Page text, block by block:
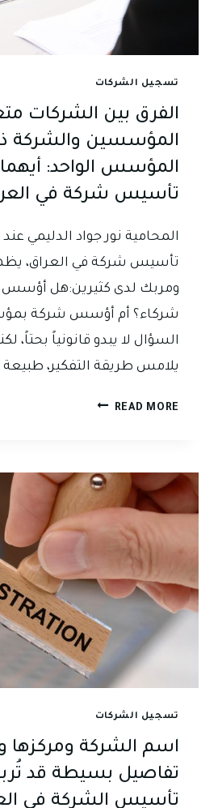
تسجيل الشركات
الفرق بين الشركات
المؤسسين والشركة
المؤسس الواحد:
تأسيس شركة في
المحامية نور جواد الدليمي عند
تأسيس شركة في العراق،
ومربك لدى كثيرين:هل
شركاء؟ أم أؤسس شركة
السؤال لا يبدو قانونياً بحتاً،
يلامس طريقة التفكير، طبيعة
READ MORE الفرق
المؤسسين
الواحد:
أيهما
يناسبك
عند
تأسيس
شركة
في
تسجيل الشركات
اسم الشركة ومركزها
تفاصيل بسيطة قد
تأسيس الشركة في